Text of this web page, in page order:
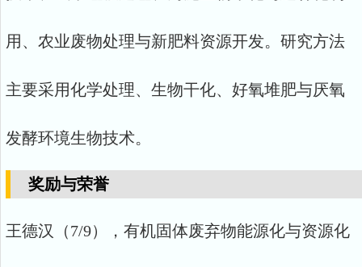
用、农业废物处理与新肥料资源开发。研究方法
主要采用化学处理、生物干化、好氧堆肥与厌氧
发酵环境生物技术。
奖励与荣誉
王德汉（7/9），有机固体废弃物能源化与资源化